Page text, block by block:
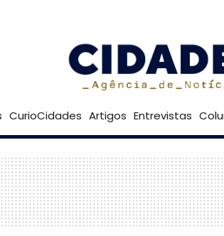
Goiânia
CurioCidades Artigos Entrevistas